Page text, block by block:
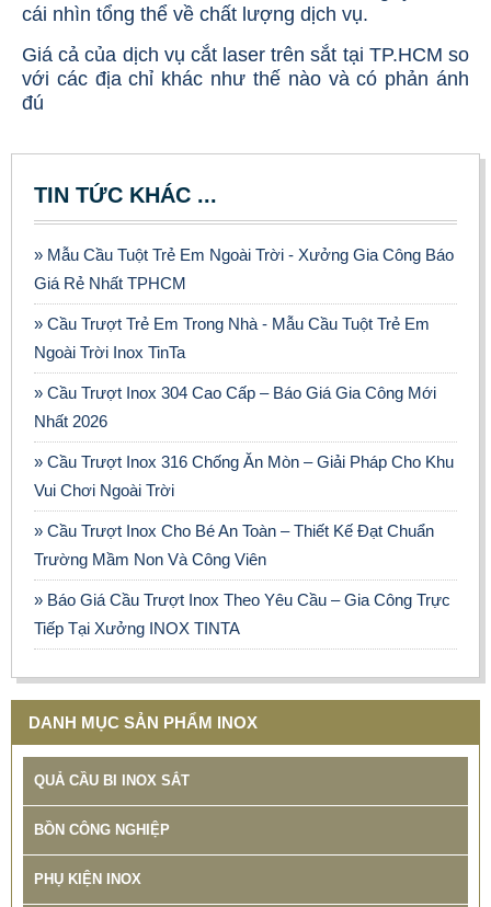
cái nhìn tổng thể về chất lượng dịch vụ.
Giá cả của dịch vụ cắt laser trên sắt tại TP.HCM so
với các địa chỉ khác như thế nào và có phản ánh
đú
TIN TỨC KHÁC ...
» Mẫu Cầu Tuột Trẻ Em Ngoài Trời - Xưởng Gia Công Báo
Giá Rẻ Nhất TPHCM
» Cầu Trượt Trẻ Em Trong Nhà - Mẫu Cầu Tuột Trẻ Em
Ngoài Trời Inox TinTa
» Cầu Trượt Inox 304 Cao Cấp – Báo Giá Gia Công Mới
Nhất 2026
» Cầu Trượt Inox 316 Chống Ăn Mòn – Giải Pháp Cho Khu
Vui Chơi Ngoài Trời
» Cầu Trượt Inox Cho Bé An Toàn – Thiết Kế Đạt Chuẩn
Trường Mầm Non Và Công Viên
» Báo Giá Cầu Trượt Inox Theo Yêu Cầu – Gia Công Trực
Tiếp Tại Xưởng INOX TINTA
DANH MỤC SẢN PHẨM INOX
QUẢ CẦU BI INOX SẮT
BỒN CÔNG NGHIỆP
PHỤ KIỆN INOX
BẢNG GIÁ GIA CÔNG INOX HCM BÌNH DƯƠNG ĐỒNG
NAI VŨNG TÀU
65.800 VNĐ
SP: BANG GIA GIA CONG INOX TINTA